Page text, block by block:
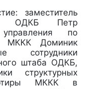
заместитель
ОДКБ Петр
по
МККК Доминик
сотрудники
штаба ОДКБ,
структурных
МККК в